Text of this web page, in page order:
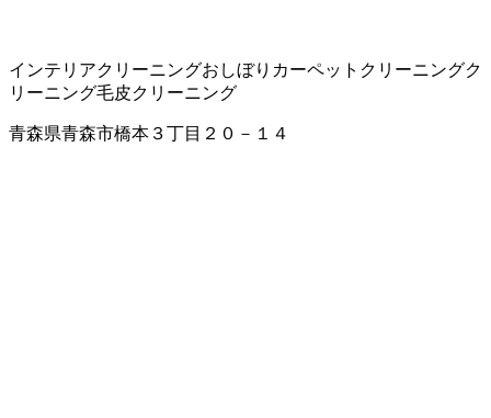
インテリアクリーニングおしぼり カーペットクリーニングク
リーニング毛皮クリーニング
青森県青森市橋本３丁目２０－１４